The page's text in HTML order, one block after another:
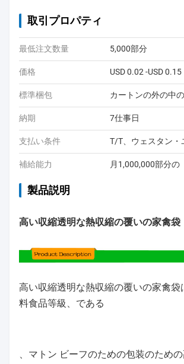
取引プロパティ
最低注文数量 5,000部分
価格 USD 0.02 -USD 0.15
標準梱包 カートンの外の中の
納期 7仕事日
支払い条件 T/T、ウェスタン・
補給能力 月1,000,000部分の
製品説明
高い収縮透明な熱収縮の覆いの家禽袋
高い収縮透明な熱収縮の覆いの家禽袋
料食品等級、である
、マトン ビーフのための包装のため